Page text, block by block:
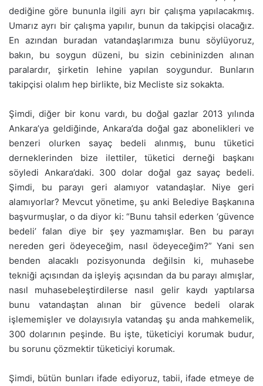
dediğine göre bununla ilgili ayrı bir çalışma yapılacakmış.
Umarız ayrı bir çalışma yapılır, bunun da takipçisi olacağız.
En azından buradan vatandaşlarımıza bunu söylüyoruz,
bakın, bu soygun düzeni, bu sizin cebininizden alınan
paralardır, şirketin lehine yapılan soygundur. Bunların
takipçisi olalım hep birlikte, biz Mecliste siz sokakta.
Şimdi, diğer bir konu vardı, bu doğal gazlar 2013 yılında
Ankara’ya geldiğinde, Ankara’da doğal gaz abonelikleri ve
benzeri olurken sayaç bedeli alınmış, bunu tüketici
derneklerinden bize ilettiler, tüketici derneği başkanı
söyledi Ankara’daki. 300 dolar doğal gaz sayaç bedeli.
Şimdi, bu parayı geri alamıyor vatandaşlar. Niye geri
alamıyorlar? Mevcut yönetime, şu anki Belediye Başkanına
başvurmuşlar, o da diyor ki: “Bunu tahsil ederken ‘güvence
bedeli’ falan diye bir şey yazmamışlar. Ben bu parayı
nereden geri ödeyeceğim, nasıl ödeyeceğim?” Yani sen
benden alacaklı pozisyonunda değilsin ki, muhasebe
tekniği açısından da işleyiş açısından da bu parayı almışlar,
nasıl muhasebeleştirdilerse nasıl gelir kaydı yaptılarsa
bunu vatandaştan alınan bir güvence bedeli olarak
işlememişler ve dolayısıyla vatandaş şu anda mahkemelik,
300 dolarının peşinde. Bu işte, tüketiciyi korumak budur,
bu sorunu çözmektir tüketiciyi korumak.
Şimdi, bütün bunları ifade ediyoruz, tabii, ifade etmeye de